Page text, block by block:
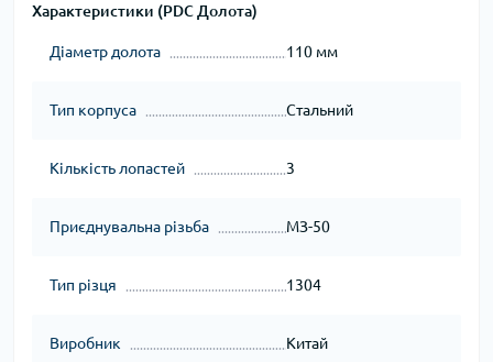
Характеристики (PDC Долота)
Діаметр долота 110 мм
Тип корпуса Стальний
Кількість лопастей 3
Приєднувальна різьба МЗ-50
Тип різця 1304
Виробник Китай